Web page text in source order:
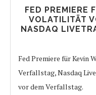
FED PREMIERE
VOLATILITÄT
NASDAQ
Fed Premiere für Kevin
Verfallstag, Nasdaq
vor dem Verfallstag.